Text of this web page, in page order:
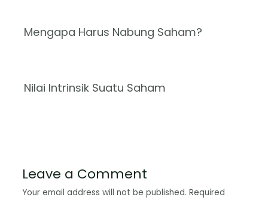
Mengapa Harus Nabung Saham?
Nilai Intrinsik Suatu Saham
Leave a Comment
Your email address will not be published. Required